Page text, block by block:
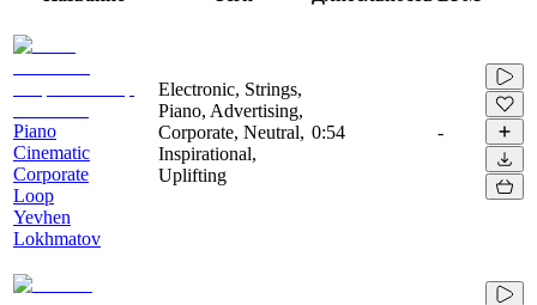
Piano
Cinematic
Corporate
Loop
Yevhen
Lokhmatov
Electronic, Strings,
Piano, Advertising,
Corporate, Neutral,
Inspirational,
Uplifting
0:54 -